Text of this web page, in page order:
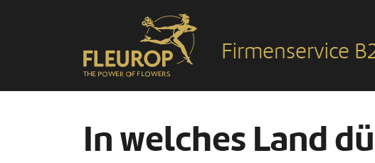
Firmenservice
In welches Land